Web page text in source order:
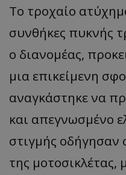
​Το τροχαίο
συνθήκες πυκνής
ο διανομέας,
μια επικείμενη
αναγκάστηκε να
και απεγνωσμένο
στιγμής οδήγησαν
της μοτοσικλέτας,